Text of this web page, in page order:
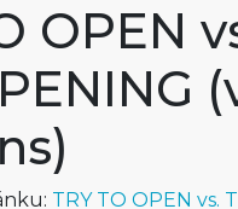
OPEN
TRY TO OPEN vs.